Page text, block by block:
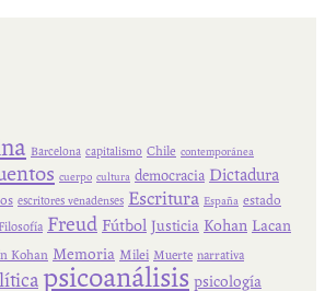
Barcelona capitalismo Chile contemporánea
cuerpo cultura democracia Dictadura
escritores venadenses Escritura España estado
Freud Fútbol Justicia Kohan Lacan
Kohan Memoria Milei Muerte narrativa
psicoanálisis psicología